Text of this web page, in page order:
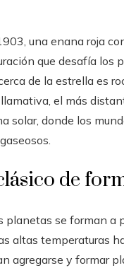
una enana roja
que desafía
de la estrella es
el más
solar, donde los
de
se forman a
altas temperaturas
agregarse y formar